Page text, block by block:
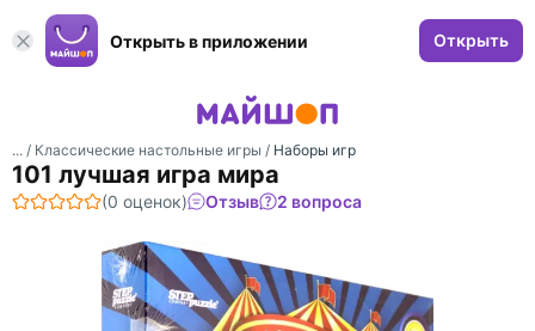
Открыть в приложении Открыть
... / Классические настольные игры / Наборы игр
101 лучшая игра мира
(0 оценок) Отзыв 2 вопроса